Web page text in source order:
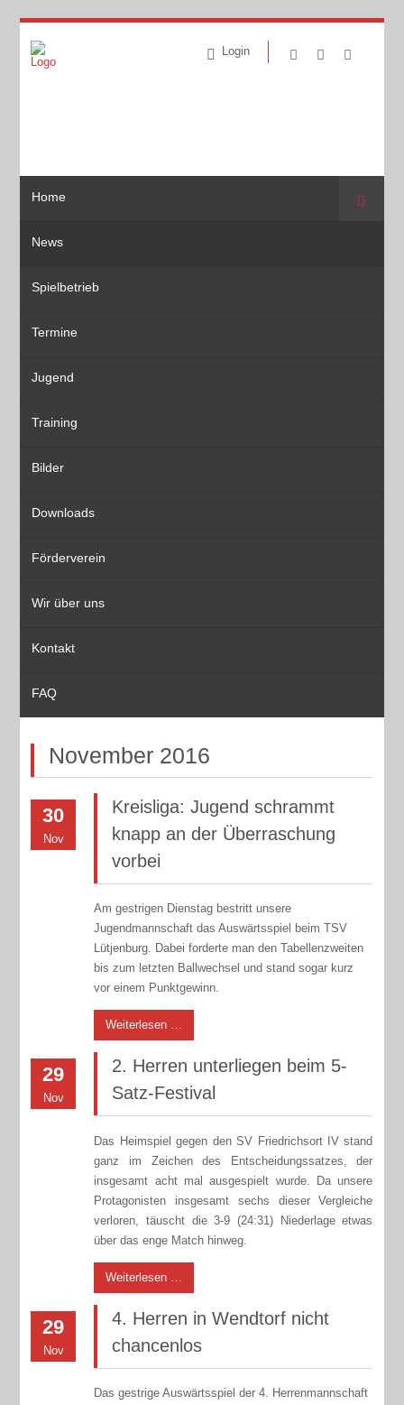
Login
Home
News
Spielbetrieb
Termine
Jugend
Training
Bilder
Downloads
Förderverein
Wir über uns
Kontakt
FAQ
Suche
November 2016
30
Nov
Kreisliga: Jugend schrammt
knapp an der Überraschung
vorbei
Am gestrigen Dienstag bestritt unsere
Jugendmannschaft das Auswärtsspiel beim TSV
Lütjenburg. Dabei forderte man den Tabellenzweiten
bis zum letzten Ballwechsel und stand sogar kurz
vor einem Punktgewinn.
Weiterlesen …
29
Nov
2. Herren unterliegen beim 5-
Satz-Festival
Das Heimspiel gegen den SV Friedrichsort IV stand
ganz im Zeichen des Entscheidungssatzes, der
insgesamt acht mal ausgespielt wurde. Da unsere
Protagonisten insgesamt sechs dieser Vergleiche
verloren, täuscht die 3-9 (24:31) Niederlage etwas
über das enge Match hinweg.
Weiterlesen …
29
Nov
4. Herren in Wendtorf nicht
chancenlos
Das gestrige Auswärtsspiel der 4. Herrenmannschaft